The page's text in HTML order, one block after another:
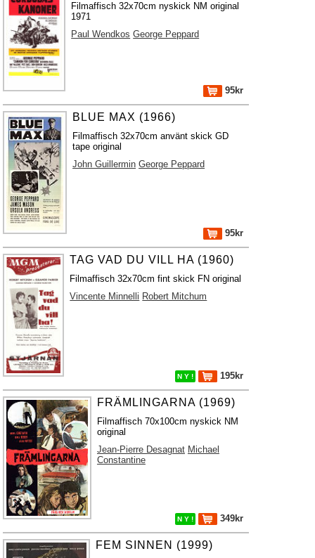
Filmaffisch 32x70cm nyskick NM original
1971
Paul Wendkos George Peppard
95kr
BLUE MAX (1966)
Filmaffisch 32x70cm använt skick GD
tape original
John Guillermin George Peppard
95kr
TAG VAD DU VILL HA (1960)
Filmaffisch 32x70cm fint skick FN original
Vincente Minnelli Robert Mitchum
N Y ! 195kr
FRÄMLINGARNA (1969)
Filmaffisch 70x100cm nyskick NM
original
Jean-Pierre Desagnat Michael
Constantine
N Y ! 349kr
FEM SINNEN (1999)